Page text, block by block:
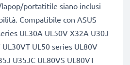
portatitile siano inclusi
Compatibile con ASUS
UL30A UL50V X32A U30J
UL50 series UL80V
U35JC UL80VS UL80VT